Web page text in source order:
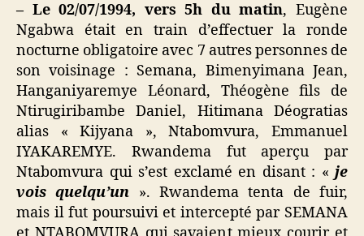
– Le 02/07/1994, vers 5h du matin, Eugène
Ngabwa était en train d’effectuer la ronde
nocturne obligatoire avec 7 autres personnes de
son voisinage : Semana, Bimenyimana Jean,
Hanganiyaremye Léonard, Théogène fils de
Ntirugiribambe Daniel, Hitimana Déogratias
alias « Kijyana », Ntabomvura, Emmanuel
IYAKAREMYE.
Rwandema fut aperçu par
Ntabomvura qui s’est exclamé en disant : « je
vois quelqu’un ». Rwandema tenta de fuir,
mais il fut poursuivi et intercepté par SEMANA